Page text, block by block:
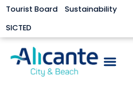
Tourist Board
Sustainability
SICTED